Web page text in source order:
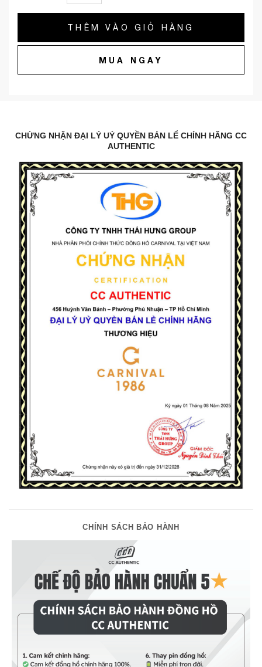
THÊM VÀO GIỎ HÀNG
MUA NGAY
CHỨNG NHẬN ĐẠI LÝ UỶ QUYỀN BÁN LỂ CHÍNH HÃNG CC
AUTHENTIC
CHÍNH SÁCH BẢO HÀNH